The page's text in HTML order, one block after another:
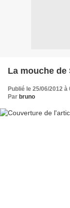
La mouche de
Publié le 25/06/2012 à
Par bruno